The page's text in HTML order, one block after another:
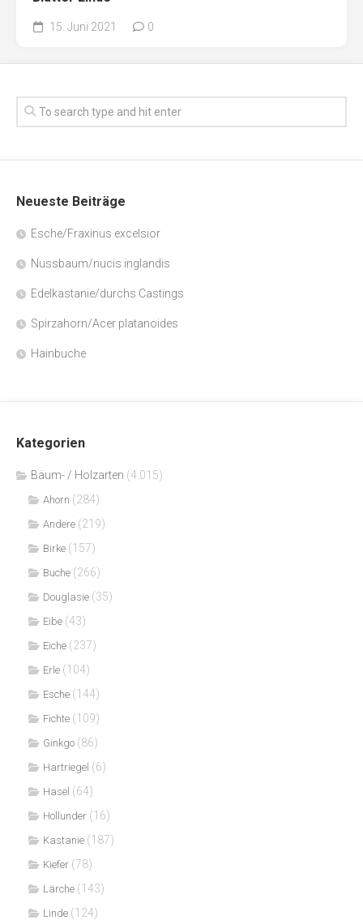
15. Juni 2021 0
Neueste Beiträge
Esche/Fraxinus excelsior
Nussbaum/nucis inglandis
Edelkastanie/durchs Castings
Spirzahorn/Acer platanoides
Hainbuche
Kategorien
Bäum- / Holzarten (4.015)
Ahorn (284)
Andere (219)
Birke (157)
Buche (266)
Douglasie (35)
Eibe (43)
Eiche (237)
Erle (104)
Esche (144)
Fichte (109)
Ginkgo (86)
Hartriegel (6)
Hasel (64)
Hollunder (16)
Kastanie (187)
Kiefer (78)
Lärche (143)
Linde (124)